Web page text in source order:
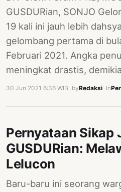
GUSDURian, SONJO
19 kali ini jauh lebih
gelombang pertama di
Februari 2021. Angka
meningkat drastis,
30 Jun 2021 6:36 WIB byRedaksi In
Pernyataan Sikap
GUSDURian:
Lelucon
Baru-baru ini seorang